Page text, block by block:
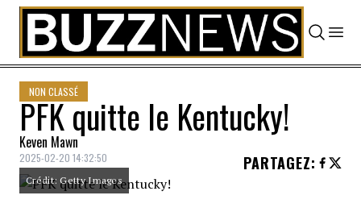
Skip to content
NON CLASSÉ
PFK quitte le Kentucky!
Keven Mawn
2025-02-20 14:32:50 PARTAGEZ:
Crédit: Getty Images